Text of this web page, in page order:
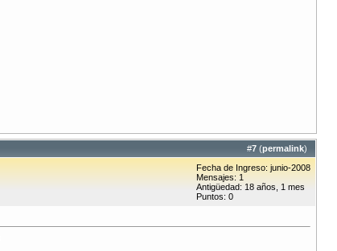
#7 (permalink)
Fecha de Ingreso: junio-2008
Mensajes: 1
Antigüedad: 18 años, 1 mes
Puntos: 0